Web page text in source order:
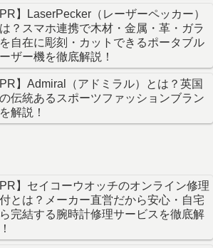
PR】LaserPecker（レーザーペッカー）
？スマホ連携で木材・金属・革・ガラ
自在に彫刻・カットできるポータブル
ザー機を徹底解説！
PR】Admiral（アドミラル）とは？英国
伝統あるスポーツファッションブラン
解説！
PR】セイコーウオッチのオンライン修理
とは？メーカー直営だから安心・自宅
完結する腕時計修理サービスを徹底解